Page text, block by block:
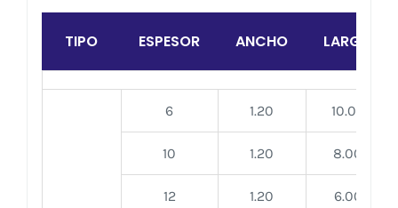
TIPO ESPESOR ANCHO LARGO
6 1.20 10.00
10 1.20 8.00
12 1.20 6.00